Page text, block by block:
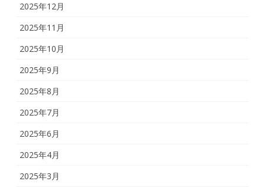
2025年12月
2025年11月
2025年10月
2025年9月
2025年8月
2025年7月
2025年6月
2025年4月
2025年3月